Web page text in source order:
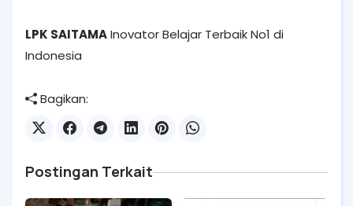
LPK SAITAMAInovator Belajar Terbaik No1 di
Indonesia
Bagikan:
Postingan Terkait